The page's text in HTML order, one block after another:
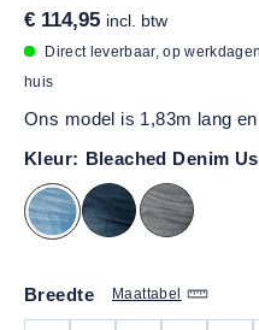
€ 114,95 incl. btw
Direct leverbaar, op
huis
Ons model is 1,83m lang
Kleur: Bleached Denim
Maattabel
Breedte